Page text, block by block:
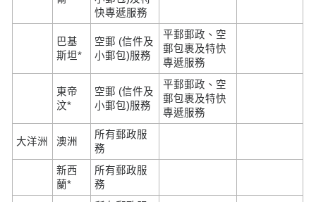
快專遞服務
巴基
斯坦*
空郵 (信件及
小郵包)服務
平郵郵政、空
郵包裹及特快
專遞服務
東帝
汶*
空郵 (信件及
小郵包)服務
平郵郵政、空
郵包裹及特快
專遞服務
大洋洲 澳洲
所有郵政服
務
新西
蘭*
所有郵政服
務